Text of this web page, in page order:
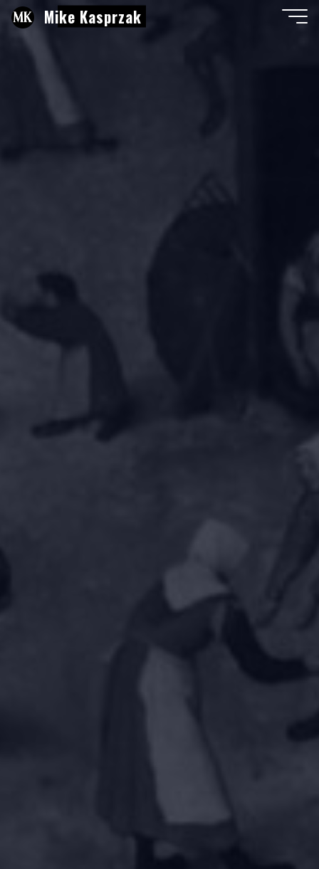
Aller
contenu
Mike Kasprzak